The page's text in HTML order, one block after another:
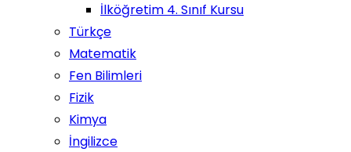
İlköğretim 4. Sınıf Kursu
Türkçe
Matematik
Fen Bilimleri
Fizik
Kimya
İngilizce